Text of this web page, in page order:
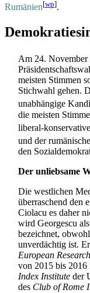
Rumänien[wp].
Am 24. November
meisten Stimmen
Stichwahl gehen.
unabhängige
die meisten
liberal-
und der
den
Der unliebsame
Die westlichen
überraschend den
Ciolacu es daher
wird Georgescu
bezeichnet,
unverdächtig ist.
European
von 2015 bis
Index Institute der
des Club of Rome